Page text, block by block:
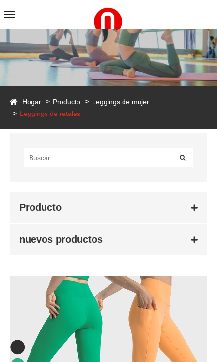
Hogar Producto
Leggings de mujer
Leggings de retales
Producto
nuevos productos